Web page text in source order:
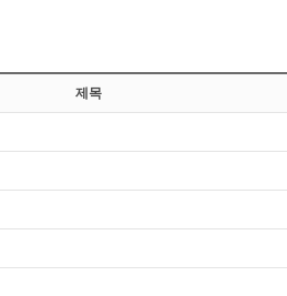
제목